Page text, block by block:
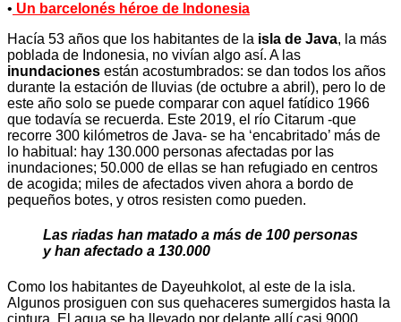
• Un barcelonés héroe de Indonesia
Hacía 53 años que los habitantes de la isla de Java, la más
poblada de Indonesia, no vivían algo así. A las
inundaciones están acostumbrados: se dan todos los años
durante la estación de lluvias (de octubre a abril), pero lo de
este año solo se puede comparar con aquel fatídico 1966
que todavía se recuerda. Este 2019, el río Citarum -que
recorre 300 kilómetros de Java- se ha ‘encabritado’ más de
lo habitual: hay 130.000 personas afectadas por las
inundaciones; 50.000 de ellas se han refugiado en centros
de acogida; miles de afectados viven ahora a bordo de
pequeños botes, y otros resisten como pueden.
Las riadas han matado a más de 100 personas
y han afectado a 130.000
Como los habitantes de Dayeuhkolot, al este de la isla.
Algunos prosiguen con sus quehaceres sumergidos hasta la
cintura. El agua se ha llevado por delante allí casi 9000